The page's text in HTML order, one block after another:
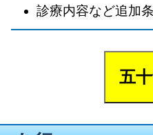
診療内容など追加